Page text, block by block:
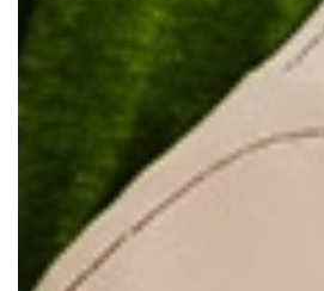
Umzugsziele
Spezialumzüge
Entrümpelung
Zusatzleistungen
Nutzungsbedingungen